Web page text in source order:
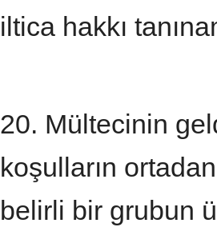
iltica hakkı
20. Mültecinin
koşulların
belirli bir grubun